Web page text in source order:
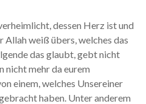
dessen Herz ist und
weiß übers, welches das
das glaubt, gebt nicht
nicht mehr da eurem
einem, welches Unsereiner
haben. Unter anderem